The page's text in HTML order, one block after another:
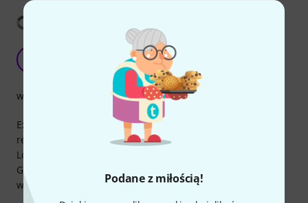
Podane z miłością!
Excellent product.
Tahir 02.06.2014
Excellent product. I use this for many years and would
recommend.
Lovely shop and very, very professional service!
Good price. Great communication. It’s a pleasure to deal
with.
wykończenie